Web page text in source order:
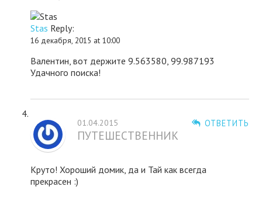
Stas Reply:
16 декабря, 2015 at 10:00
Валентин, вот держите 9.563580, 99.987193
Удачного поиска!
ОТВЕТИТЬ
01.04.2015
ПУТЕШЕСТВЕННИК
Круто! Хороший домик, да и Тай как всегда
прекрасен :)